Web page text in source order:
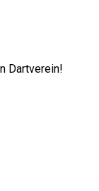
Dartverein!